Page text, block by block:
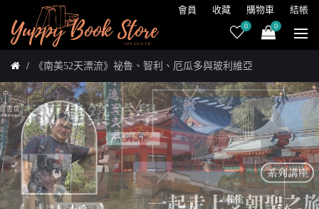
會員 收藏 購物車 結帳
0 0
《南美52天漂流》祕魯、智利、厄瓜多與玻利維亞